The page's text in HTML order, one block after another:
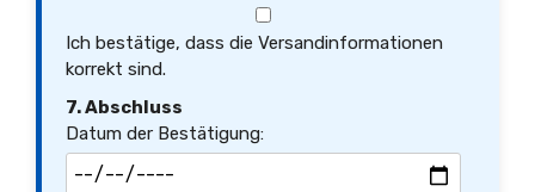
Ich bestätige, dass die Versandinformationen
korrekt sind.
7. Abschluss
Datum der Bestätigung: